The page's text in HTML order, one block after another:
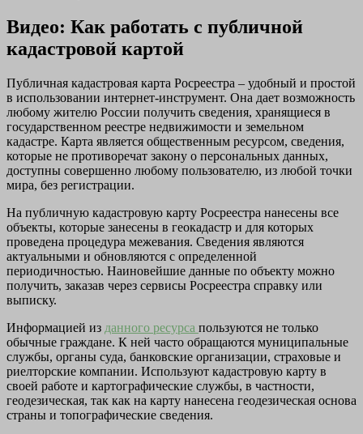
Видео: Как работать с публичной
кадастровой картой
Публичная кадастровая карта Росреестра – удобный и простой
в использовании интернет-инструмент. Она дает возможность
любому жителю России получить сведения, хранящиеся в
государственном реестре недвижимости и земельном
кадастре. Карта является общественным ресурсом, сведения,
которые не противоречат закону о персональных данных,
доступны совершенно любому пользователю, из любой точки
мира, без регистрации.
На публичную кадастровую карту Росреестра нанесены все
объекты, которые занесены в геокадастр и для которых
проведена процедура межевания. Сведения являются
актуальными и обновляются с определенной
периодичностью. Наиновейшие данные по объекту можно
получить, заказав через сервисы Росреестра справку или
выписку.
Информацией из данного ресурса пользуются не только
обычные граждане. К ней часто обращаются муниципальные
службы, органы суда, банковские организации, страховые и
риелторские компании. Используют кадастровую карту в
своей работе и картографические службы, в частности,
геодезическая, так как на карту нанесена геодезическая основа
страны и топографические сведения.